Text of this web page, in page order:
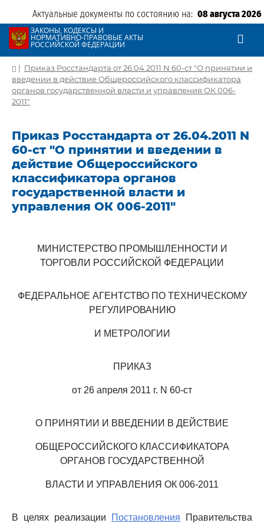
Актуальные документы по состоянию на: 08 августа 2026
ЗАКОНЫ, КОДЕКСЫ И
НОРМАТИВНО-ПРАВОВЫЕ АКТЫ
РОССИЙСКОЙ ФЕДЕРАЦИИ
| Приказ Росстандарта от 26.04.2011 N 60-ст "О принятии и
введении в действие Общероссийского классификатора
органов государственной власти и управления ОК 006-
2011"
Приказ Росстандарта от 26.04.2011 N
60-ст "О принятии и введении в
действие Общероссийского
классификатора органов
государственной власти и
управления ОК 006-2011"
МИНИСТЕРСТВО ПРОМЫШЛЕННОСТИ И
ТОРГОВЛИ РОССИЙСКОЙ ФЕДЕРАЦИИ
ФЕДЕРАЛЬНОЕ АГЕНТСТВО ПО ТЕХНИЧЕСКОМУ
РЕГУЛИРОВАНИЮ
И МЕТРОЛОГИИ
ПРИКАЗ
от 26 апреля 2011 г. N 60-ст
О ПРИНЯТИИ И ВВЕДЕНИИ В ДЕЙСТВИЕ
ОБЩЕРОССИЙСКОГО КЛАССИФИКАТОРА
ОРГАНОВ ГОСУДАРСТВЕННОЙ
ВЛАСТИ И УПРАВЛЕНИЯ ОК 006-2011
В целях реализации Постановления Правительства